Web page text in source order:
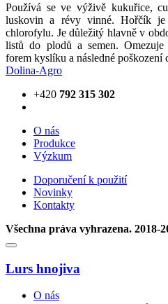
Používá se ve výživě kukuřice,
luskovin a révy vinné. Hořčík je
chlorofylu. Je důležitý hlavně v
listů do plodů a semen.
forem kyslíku a následné
Dolina-Agro
+420 792 315 302
О nás
Produkce
Výzkum
Doporučení k použití
Novinky
Kontakty
Všechna práva vyhrazena. 2018-
Lurs hnojiva
О nás